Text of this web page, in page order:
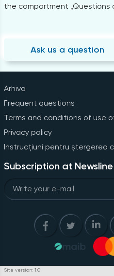
the compartment „Questions
Ask us a question
Arhiva
Frequent questions
Terms and conditions of use
Privacy policy
Instrucțiuni pentru ștergerea
Subscription at Newsline
Site version: 1.0